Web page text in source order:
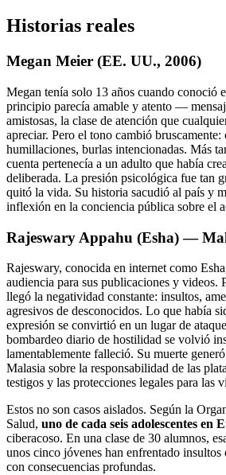
Historias reales
Megan Meier (EE. UU., 2006)
Megan tenía solo 13 años cuando conoció
principio parecía amable y atento —
amistosas, la clase de atención que
apreciar. Pero el tono cambió bruscamente:
humillaciones, burlas intencionadas. Más
cuenta pertenecía a un adulto que había
deliberada. La presión psicológica fue tan
quitó la vida. Su historia sacudió al país y
inflexión en la conciencia pública sobre el
Rajeswary Appahu (Esha) —
Rajeswary, conocida en internet como
audiencia para sus publicaciones y videos.
llegó la negatividad constante: insultos,
agresivos de desconocidos. Lo que había
expresión se convirtió en un lugar de
bombardeo diario de hostilidad se volvió
lamentablemente falleció. Su muerte
Malasia sobre la responsabilidad de las
testigos y las protecciones legales para las
Estos no son casos aislados. Según la
Salud, uno de cada seis adolescentes en
ciberacoso. En una clase de 30 alumnos,
unos cinco jóvenes han enfrentado
con consecuencias profundas.